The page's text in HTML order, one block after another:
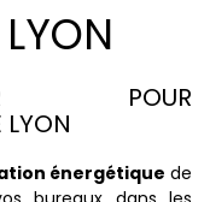
POUR
LYON
énergétique de